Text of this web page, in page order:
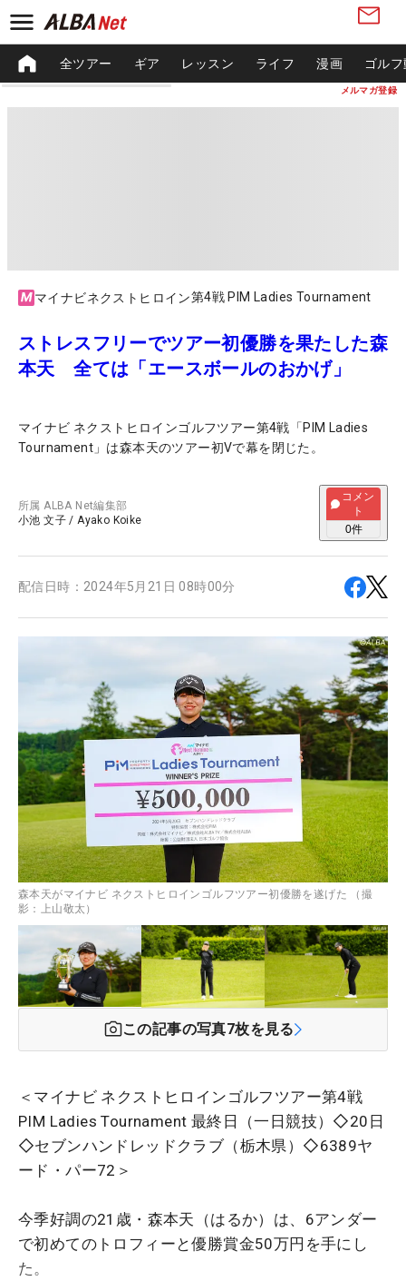
メルマガ登録
全ツアー ギア レッスン ライフ 漫画 ゴル
マイナビネクストヒロイン第4戦 PIM Ladies Tournament
ストレスフリーでツアー初優勝を果たした森
本天 全ては「エースボールのおかげ」
マイナビ ネクストヒロインゴルフツアー第4戦「PIM Ladies
Tournament」は森本天のツアー初Vで幕を閉じた。
所属ALBA Net編集部
小池 文子 /Ayako Koike
コメン
ト
0件
配信日時： 2024年5月21日 08時00分
森本天がマイナビ ネクストヒロインゴルフツアー初優勝を遂げた （撮
影：上山敬太）
この記事の写真7枚を見る
＜マイナビ ネクストヒロインゴルフツアー第4戦
PIM Ladies Tournament 最終日（一日競技）◇20日
◇セブンハンドレッドクラブ（栃木県）◇6389ヤ
ード・パー72＞
今季好調の21歳・森本天（はるか）は、6アンダー
で初めてのトロフィーと優勝賞金50万円を手にし
た。